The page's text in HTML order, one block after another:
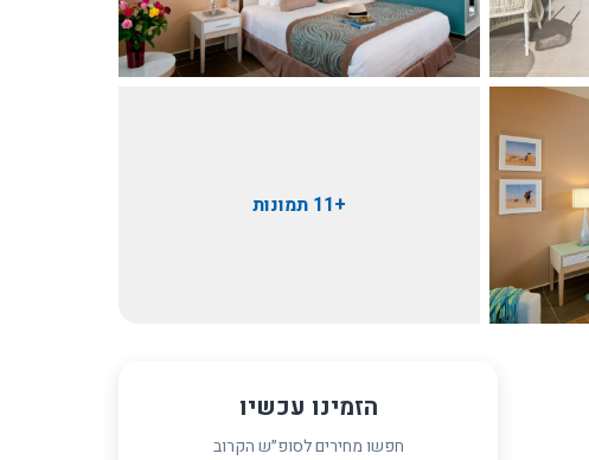
+11 תמונות
הזמינו עכשיו
חפשו מחירים לסופ״ש הקרוב